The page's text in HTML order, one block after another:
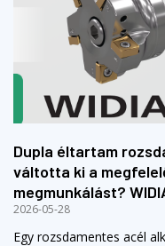
Dupla éltartam
váltotta ki a
megmunkálást?
2026-05-28
Egy rozsdamentes acél